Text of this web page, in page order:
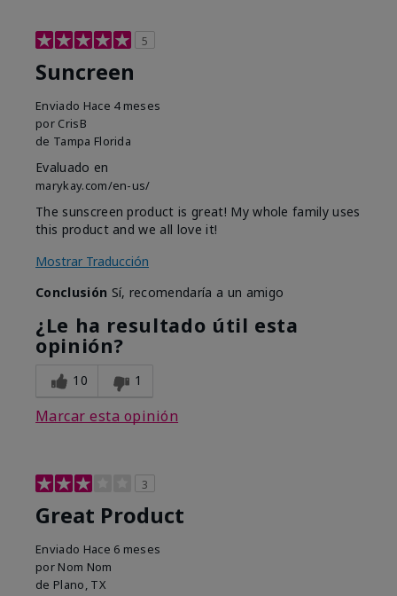
5
Suncreen
Enviado Hace 4 meses
por CrisB
de Tampa Florida
Evaluado en
marykay.com/en-us/
The sunscreen product is great! My whole family uses
this product and we all love it!
Mostrar Traducción
Conclusión Sí, recomendaría a un amigo
¿Le ha resultado útil esta
opinión?
10 1
Marcar esta opinión
3
Great Product
Enviado Hace 6 meses
por Nom Nom
de Plano, TX